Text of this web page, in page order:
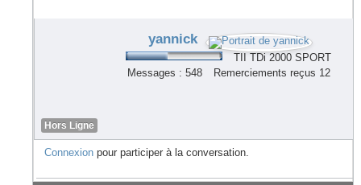
yannick
TII TDi 2000 SPORT
Messages : 548
Remerciements reçus 12
Hors Ligne
Connexion pour participer à la conversation.